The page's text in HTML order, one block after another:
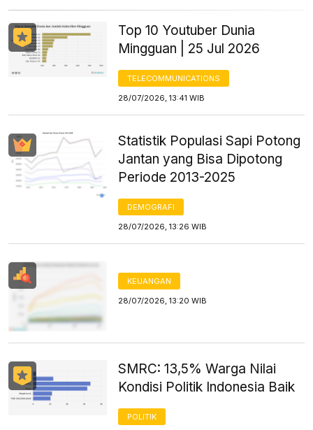
Top 10 Youtuber Dunia
Mingguan | 25 Jul 2026
TELECOMMUNICATIONS
28/07/2026, 13:41 WIB
Statistik Populasi Sapi Potong
Jantan yang Bisa Dipotong
Periode 2013-2025
DEMOGRAFI
28/07/2026, 13:26 WIB
KEUANGAN
28/07/2026, 13:20 WIB
SMRC: 13,5% Warga Nilai
Kondisi Politik Indonesia Baik
POLITIK